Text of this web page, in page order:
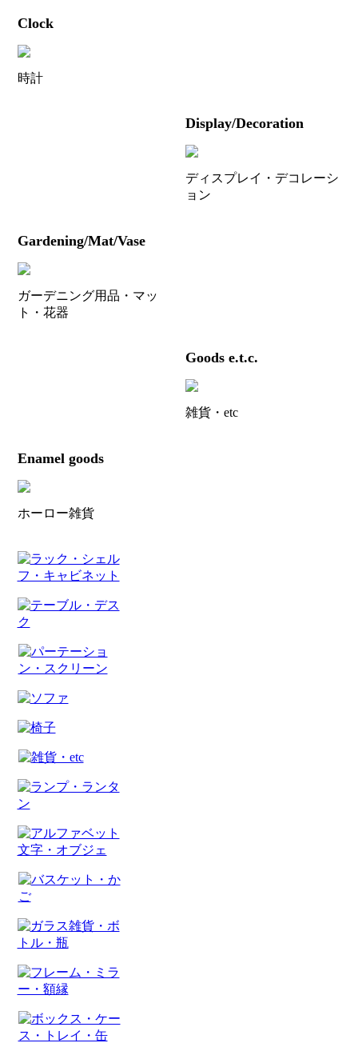
Clock
時計
Display/Decoration
ディスプレイ・デコレーシ
ョン
Gardening/Mat/Vase
ガーデニング用品・マッ
ト・花器
Goods e.t.c.
雑貨・etc
Enamel goods
ホーロー雑貨